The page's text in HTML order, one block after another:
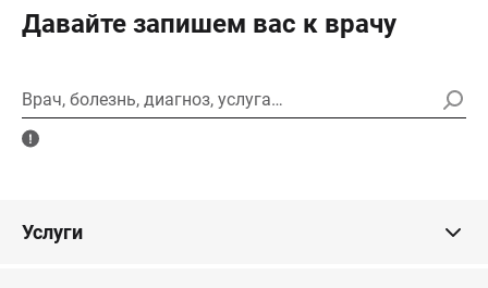
Давайте запишем вас к врачу
Врач, болезнь, диагноз, услуга…
Услуги